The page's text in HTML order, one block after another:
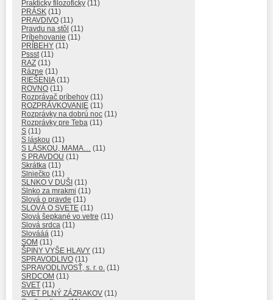
Prakticky filozoficky (11)
PRÁSK (11)
PRAVDIVO (11)
Pravdu na stôl (11)
Príbehovanie (11)
PRÍBEHY (11)
Pssst(11)
RAZ (11)
Rázne (11)
RIEŠENIA(11)
ROVNO (11)
Rozprávač príbehov (11)
ROZPRÁVKOVANIE (11)
Rozprávky na dobrú noc (11)
Rozprávky pre Teba (11)
S (11)
S láskou (11)
S LÁSKOU, MAMA… (11)
S PRAVDOU (11)
Skrátka (11)
Slniečko (11)
SLNKO V DUŠI (11)
Slnko za mrakmi (11)
Slová o pravde (11)
SLOVÁ O SVETE (11)
Slová šepkané vo vetre (11)
Slová srdca (11)
Slovááá (11)
SOM (11)
ŠPINY VYŠE HLAVY (11)
SPRAVODLIVO (11)
SPRAVODLIVOSŤ, s. r. o. (11)
SRDCOM (11)
SVET (11)
SVET PLNÝ ZÁZRAKOV (11)